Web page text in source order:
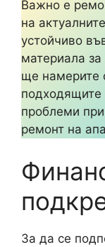
Важно е
на
устойчиво
материала за
ще намерите
подходящите
проблеми
ремонт на
За да се